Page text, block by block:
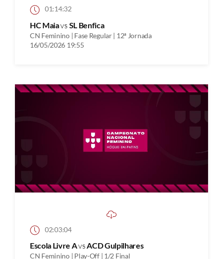
01:14:32
HC Maiavs SL Benfica
CN Feminino | Fase Regular | 12ª Jornada
16/05/2026 19:55
02:03:04
Escola Livre AvsACD Gulpilhares
CN Feminino | Play-Off | 1/2 Final